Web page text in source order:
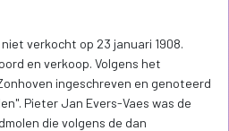
verkocht op 23 januari 1908.
en verkoop. Volgens het
ingeschreven en genoteerd
Pieter Jan Evers-Vaes was de
die volgens de dan